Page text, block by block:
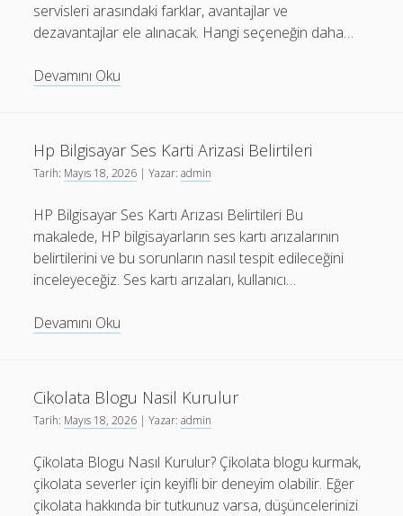
servisleri arasındaki farklar, avantajlar ve
dezavantajlar ele alınacak. Hangi seçeneğin daha…
Devamını Oku
Ozel
Servis
Hp Bilgisayar Ses Karti Arizasi Belirtileri
Tarih: Mayıs 18, 2026 | Yazar:admin
HP Bilgisayar Ses Kartı Arızası Belirtileri Bu
makalede, HP bilgisayarların ses kartı arızalarının
belirtilerini ve bu sorunların nasıl tespit edileceğini
inceleyeceğiz. Ses kartı arızaları, kullanıcı…
Devamını Oku
Arizasi
Belirtileri
Cikolata Blogu Nasil Kurulur
Tarih: Mayıs 18, 2026 | Yazar:admin
Çikolata Blogu Nasıl Kurulur? Çikolata blogu kurmak,
çikolata severler için keyifli bir deneyim olabilir. Eğer
çikolata hakkında bir tutkunuz varsa, düşüncelerinizi